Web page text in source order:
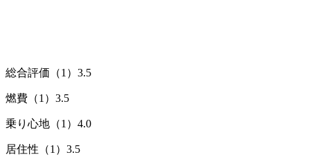
総合評価（1） 3.5
燃費（1） 3.5
乗り心地（1） 4.0
居住性（1） 3.5